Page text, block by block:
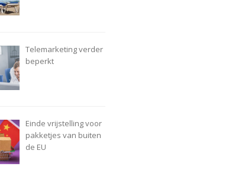
Telemarketing verder
beperkt
Einde vrijstelling voor
pakketjes van buiten
de EU